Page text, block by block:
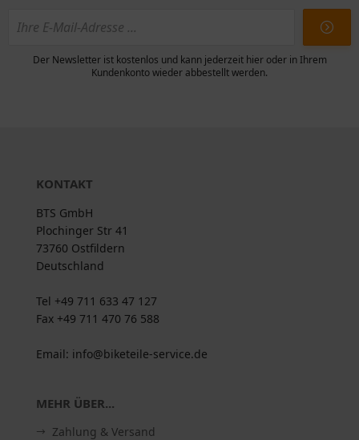
Der Newsletter ist kostenlos und kann jederzeit hier oder in Ihrem
Kundenkonto wieder abbestellt werden.
KONTAKT
BTS GmbH
Plochinger Str 41
73760 Ostfildern
Deutschland
Tel +49 711 633 47 127
Fax +49 711 470 76 588
Email: info@biketeile-service.de
MEHR ÜBER...
Zahlung & Versand